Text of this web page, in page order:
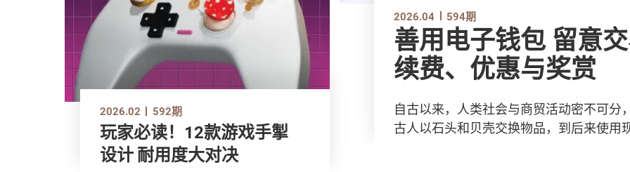
2026.04 594期
善用电子钱包 留意交易、增值、转帐手
续费、优惠与奖赏
自古以来，人类社会与商贸活动密不可
古人以石头和贝壳交换物品，到后来使用
2026.02 592期
玩家必读！12款游戏手掣
设计 耐用度大对决